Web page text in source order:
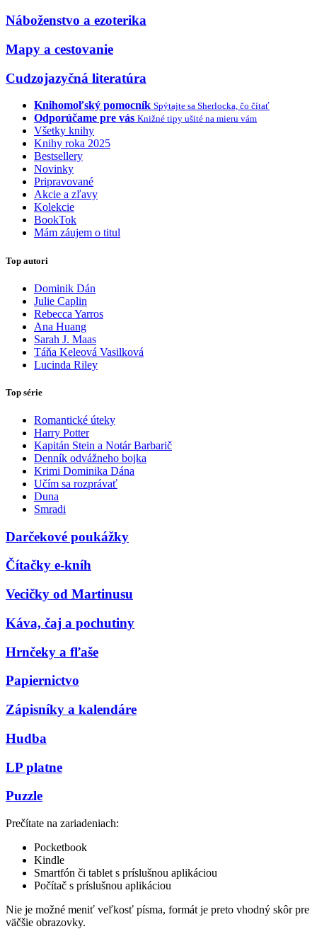
Náboženstvo a ezoterika
Mapy a cestovanie
Cudzojazyčná literatúra
Knihomoľský pomocník Spýtajte sa Sherlocka, čo čítať
Odporúčame pre vás Knižné tipy ušité na mieru vám
Všetky knihy
Knihy roka 2025
Bestsellery
Novinky
Pripravované
Akcie a zľavy
Kolekcie
BookTok
Mám záujem o titul
Top autori
Dominik Dán
Julie Caplin
Rebecca Yarros
Ana Huang
Sarah J. Maas
Táňa Keleová Vasilková
Lucinda Riley
Top série
Romantické úteky
Harry Potter
Kapitán Stein a Notár Barbarič
Denník odvážneho bojka
Krimi Dominika Dána
Učím sa rozprávať
Duna
Smradi
Darčekové poukážky
Čítačky e-kníh
Vecičky od Martinusu
Káva, čaj a pochutiny
Hrnčeky a fľaše
Papiernictvo
Zápisníky a kalendáre
Hudba
LP platne
Puzzle
Prečítate na zariadeniach:
Pocketbook
Kindle
Smartfón či tablet s príslušnou aplikáciou
Počítač s príslušnou aplikáciou
Nie je možné meniť veľkosť písma, formát je preto vhodný skôr pre
väčšie obrazovky.